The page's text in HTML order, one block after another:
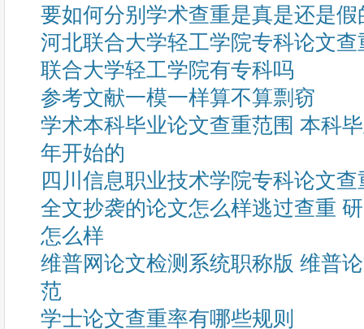
要如何分别学术查重是真是还是假
河北联合大学轻工学院专科论文
联合大学轻工学院有专科吗
参考文献一模一样算不算剽窃
学术本科毕业论文查重范围 本科
年开始的
四川信息职业技术学院专科论文
全文抄袭的论文怎么样逃过查重
怎么样
维普网论文检测系统职称版 维普
范
学士论文查重率有哪些规则